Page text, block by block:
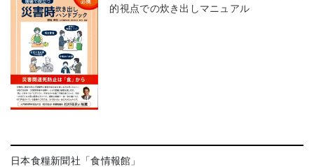
的視点での炊き出しマニュアル
日本食糧新聞社「食情報館」